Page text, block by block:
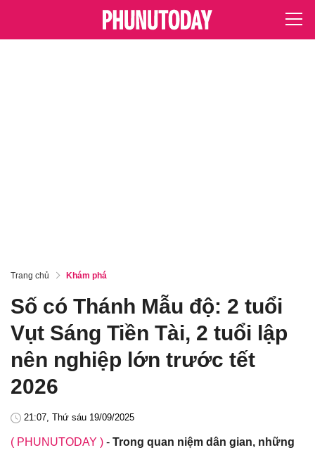
Trang chủ Khám phá
Số có Thánh Mẫu độ: 2 tuổi
Vụt Sáng Tiền Tài, 2 tuổi lập
nên nghiệp lớn trước tết
2026
21:07, Thứ sáu 19/09/2025
( PHUNUTODAY ) - Trong quan niệm dân gian, những